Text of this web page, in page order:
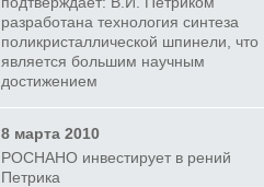
разработана технология синтеза
поликристаллической шпинели, что
является большим научным
достижением
8 марта 2010
РОСНАНО инвестирует в рений
Петрика